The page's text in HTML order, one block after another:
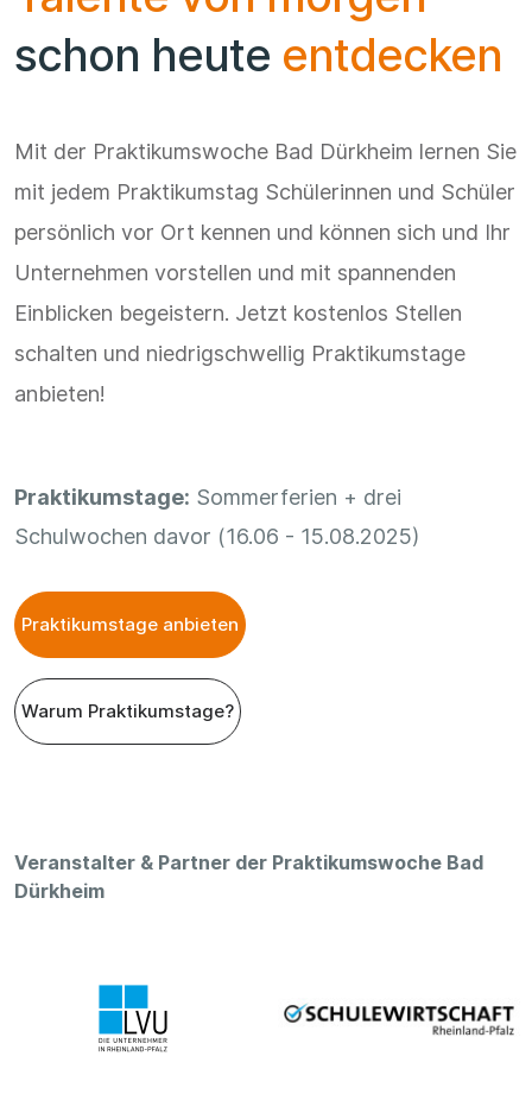
schon heute entdecken
Mit der Praktikumswoche Bad Dürkheim lernen Sie
mit jedem Praktikumstag Schülerinnen und Schüler
persönlich vor Ort kennen und können sich und Ihr
Unternehmen vorstellen und mit spannenden
Einblicken begeistern. Jetzt kostenlos Stellen
schalten und niedrigschwellig Praktikumstage
anbieten!
Praktikumstage: Sommerferien + drei
Schulwochen davor (16.06 - 15.08.2025)
Praktikumstage anbieten
Warum Praktikumstage?
Veranstalter & Partner der Praktikumswoche Bad
Dürkheim